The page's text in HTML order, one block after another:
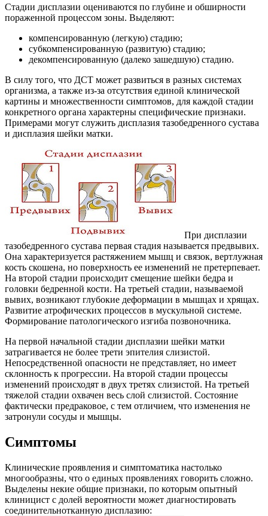
Стадии дисплазии оцениваются по глубине и обширности
пораженной процессом зоны. Выделяют:
компенсированную (легкую) стадию;
субкомпенсированную (развитую) стадию;
декомпенсированную (далеко зашедшую) стадию.
В силу того, что ДСТ может развиться в разных системах
организма, а также из-за отсутствия единой клинической
картины и множественности симптомов, для каждой стадии
конкретного органа характерны специфические признаки.
Примерами могут служить дисплазия тазобедренного сустава
и дисплазия шейки матки.
При дисплазии
тазобедренного сустава первая стадия называется предвывих.
Она характеризуется растяжением мышц и связок, вертлужная
кость скошена, но поверхность ее изменений не претерпевает.
На второй стадии происходит смещение шейки бедра и
головки бедренной кости. На третьей стадии, называемой
вывих, возникают глубокие деформации в мышцах и хрящах.
Развитие атрофических процессов в мускульной системе.
Формирование патологического изгиба позвоночника.
На первой начальной стадии дисплазии шейки матки
затрагивается не более трети эпителия слизистой.
Непосредственной опасности не представляет, но имеет
склонность к прогрессии. На второй стадии процессы
изменений происходят в двух третях слизистой. На третьей
тяжелой стадии охвачен весь слой слизистой. Состояние
фактически предраковое, с тем отличием, что изменения не
затронули сосуды и мышцы.
Симптомы
Клинические проявления и симптоматика настолько
многообразны, что о единых проявлениях говорить сложно.
Выделены некие общие признаки, по которым опытный
клиницист с долей вероятности может диагностировать
соединительнотканную дисплазию: